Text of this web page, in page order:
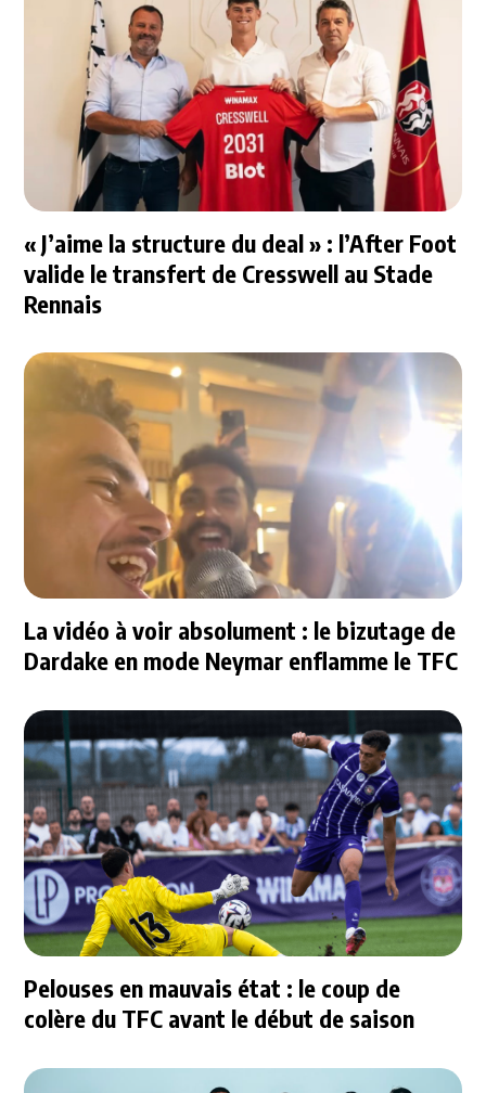
« J’aime la structure du deal » : l’After Foot
valide le transfert de Cresswell au Stade
Rennais
La vidéo à voir absolument : le bizutage de
Dardake en mode Neymar enflamme le TFC
Pelouses en mauvais état : le coup de
colère du TFC avant le début de saison